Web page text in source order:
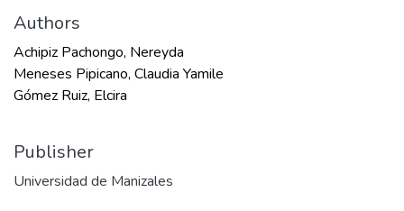
Authors
Achipiz Pachongo, Nereyda
Meneses Pipicano, Claudia Yamile
Gómez Ruiz, Elcira
Publisher
Universidad de Manizales